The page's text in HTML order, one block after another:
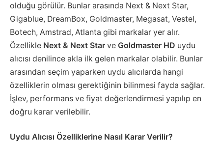
olduğu görülür. Bunlar arasında Next & Next Star,
Gigablue, DreamBox, Goldmaster, Megasat, Vestel,
Botech, Amstrad, Atlanta gibi markalar yer alır.
Özellikle Next & Next Star ve Goldmaster HD uydu
alıcısı denilince akla ilk gelen markalar olabilir. Bunlar
arasından seçim yaparken uydu alıcılarda hangi
özelliklerin olması gerektiğinin bilinmesi fayda sağlar.
İşlev, performans ve fiyat değerlendirmesi yapılıp en
doğru karar verilebilir.
Uydu Alıcısı Özelliklerine Nasıl Karar Verilir?